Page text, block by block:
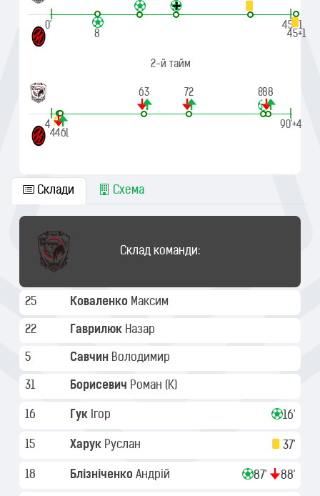
|
0'
8
45+1
|
45'+1
2-й тайм
63 72 8788
|
45'
45+1
46
|
90'+4
Склади Схема
Склад команди:
25 Коваленко Максим
22 Гаврилюк Назар
5 Савчин Володимир
31 Борисевич Роман (K)
16 Гук Ігор 16'
15 Харук Руслан 37'
18 Блізніченко Андрій 87' 88'